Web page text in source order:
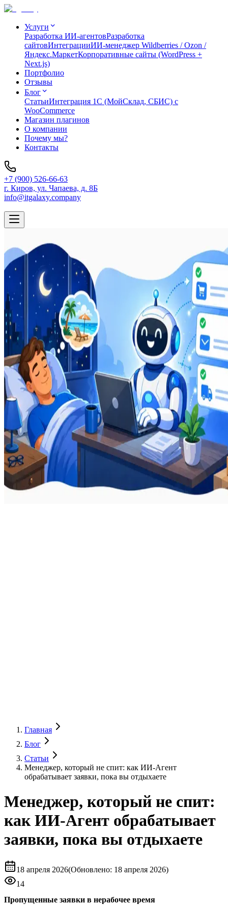
Услуги
Разработка ИИ-агентовРазработка
сайтовИнтеграцииИИ-менеджер Wildberries / Ozon /
Яндекс.МаркетКорпоративные сайты (WordPress +
Next.js)
Портфолио
Отзывы
Блог
СтатьиИнтеграция 1C (МойСклад, СБИС) с
WooCommerce
Магазин плагинов
О компании
Почему мы?
Контакты
+7 (900) 526-66-63
г. Киров, ул. Чапаева, д. 8Б
info@itgalaxy.company
Главная
Блог
Статьи
Менеджер, который не спит: как ИИ-Агент
обрабатывает заявки, пока вы отдыхаете
Менеджер, который не спит:
как ИИ-Агент обрабатывает
заявки, пока вы отдыхаете
18 апреля 2026(Обновлено: 18 апреля 2026)
14
Пропущенные заявки в нерабочее время